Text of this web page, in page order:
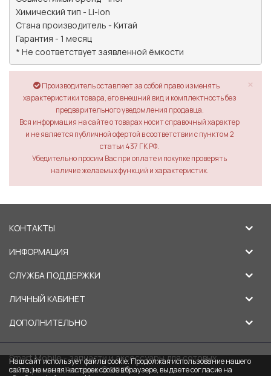
Химический тип - Li-ion
Стана производитель - Китай
Гарантия - 1 месяц
* Не соответствует заявленной ёмкости
×
Производитель оставляет за собой право изменять
характеристики товара, его внешний вид и комплектность без
предварительного уведомления продавца.
Вся информация на сайте о товарах носит справочный характер
и не является публичной офертой в соответствии с пунктом 2
статьи 437 ГК РФ.
Убедительно просим Вас при оплате и покупке проверять
наличие желаемых функций и характеристик.
КОНТАКТЫ
ИНФОРМАЦИЯ
СЛУЖБА ПОДДЕРЖКИ
ЛИЧНЫЙ КАБИНЕТ
ДОПОЛНИТЕЛЬНО
Smart Mobile - запчасти и аксессуары для сотовых
телефонов в Липецке © 2026
Наш сайт использует файлы cookie. Продолжая использование нашего
сайта, не меняя настроек cookie в браузере, вы даете согласие на